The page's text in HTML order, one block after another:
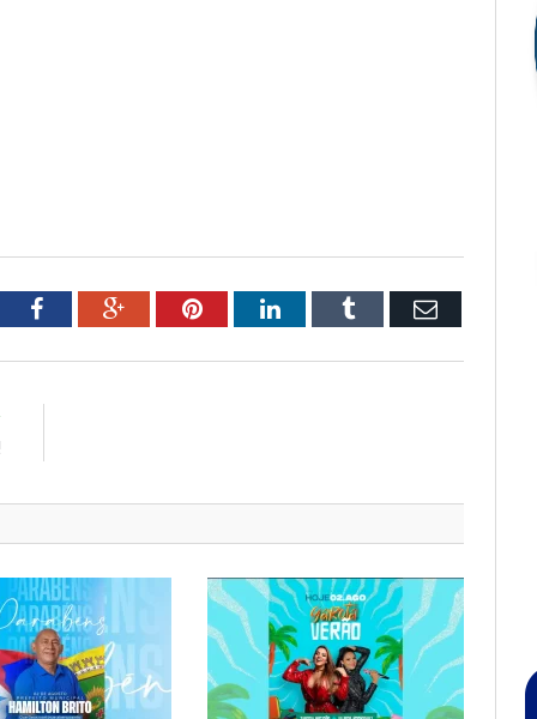
FacebookGoogle+PinterestLinkedInTumblr Email